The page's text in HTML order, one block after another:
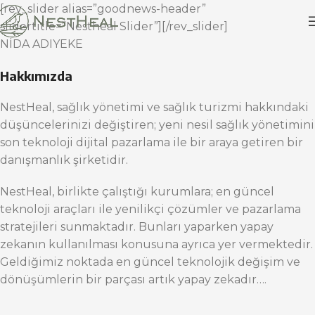
[rev_slider alias=”goodnews-header”
slidertitle=”Nestheal Slider”][/rev_slider]
NİDA ADIYEKE
Hakkımızda
NestHeal, sağlık yönetimi ve sağlık turizmi hakkındaki
düşüncelerinizi değiştiren; yeni nesil sağlık yönetimini
son teknoloji dijital pazarlama ile bir araya getiren bir
danışmanlık şirketidir.
NestHeal, birlikte çalıştığı kurumlara; en güncel
teknoloji araçları ile yenilikçi çözümler ve pazarlama
stratejileri sunmaktadır. Bunları yaparken yapay
zekanın kullanılması konusuna ayrıca yer vermektedir.
Geldiğimiz noktada en güncel teknolojik değişim ve
dönüşümlerin bir parçası artık yapay zekadır….